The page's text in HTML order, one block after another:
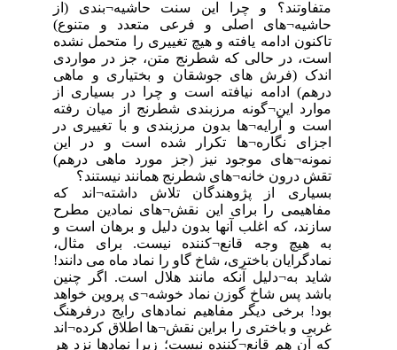
متفاوتند؟ و چرا این سنت حاشیه¬بندی (از
حاشیه¬های اصلی و فرعی متعدد و متنوع)
تاکنون ادامه یافته و هیچ تغییری را متحمل نشده
است، در حالی که شطرنج متن، جز در مواردی
اندک (فرش های جوشقان و بختیاری و ماهی
درهم) ادامه نیافته است و چرا در بسیاری از
موارد این¬گونه مرزبندی شطرنج از میان رفته
است و آرایه¬ها بدون مرزبندی و با تغییری در
اجزای نگاره¬ها تکرار شده است و در این
نمونه¬های موجود نیز (جز مورد ماهی درهم)
تقش درون خانه¬های شطرنج همانند نیستند؟
‏بسیاری از پژوهندگان تلاش داشته¬اند که
مفاهیمی را برای این نقش¬های نمادین مطرح
سازند، که اغلب آنها بدون دلیل و برهان است و
به هیچ وجه قانع¬کننده نیست. برای مثال،
نمادگرایان باختری، شاخ گاو را نماد ماه می دانند!
شاید به¬دلیل آنکه مانند هلال است. اگر چنین
باشد پس شاخ گوزن نماد خوشه¬ی پروین خواهد
بود! برخی دیگر مفاهیم نمادهای رایج درفرهنگ
غربی و باختری را براین نقش¬ها اطلاق کرده¬اند
که آن هم قانع¬کننده نیست؛ زیرا نمادها نزد هر